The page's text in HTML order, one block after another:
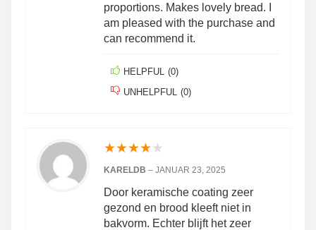
proportions. Makes lovely bread. I
am pleased with the purchase and
can recommend it.
HELPFUL (0)
UNHELPFUL
(0)
★★★★★
KARELDB – JANUAR 23, 2025
Door keramische coating zeer
gezond en brood kleeft niet in
bakvorm. Echter blijft het zeer